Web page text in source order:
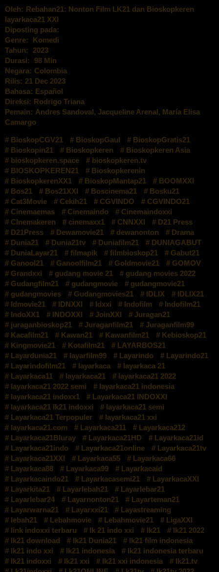
Oleh: Rebahan21: Nonton Film LK21 dan Bioskopkeren
layarkaca21 XXI
Diposting pada:
Genre:
Komedi
Tahun:
2023
Durasi:
98 Min
Negara: Colombia
Rilis: 21 Dec 2023
Bahasa: Español
Direksi: Rodrigo Triana
Pemain: Andres Sandoval, Jacqueline Arenal, María Elisa
Camargo
BioskopCGV21 BioskopGaul
BioskopGratis21
Bioskopin21
Bioskopkeren
Bioskopkeren Asia
bioskopkeren.space
bioskopkeren.tv
BIOSKOPKEREN21
Bioskopkerenin
BioskopkerenXX1
BioskopMantap21
BOOMXXI
Bos21
Bos21XXI Boscinema21
Bosku21
Cat3Movie
Cekih21 CGVINDO
CGVINDO21
Cinemaemas
Cinemaindo
Cinemaindoxxi
CInemakeren
cinemaxx1 CNNXXI
D21 Press
D21Press
Dewamovie21 dewanonton
Drama
Dunia21
Dunia21tv Duniafilm21
DUNIAGABUT
DuniaLayar21
filmapik filmbioskop21
Gabut21
Ganool21
Ganoolfilm21 Goldmovie21
GOMOV
Grandxxi
gudang movie 21
gudang movies 2022
Gudangfilm21
gudangmovie
gudangmovie21
gudangmovies
Gudangmovies21 IDLIX
IDLIX21
Idmovie21
IDNXXI Idxxi Indofilm
Indofilm21
IndoXX1
INDOXXI JoinXXI
Juragan21
juraganbioskop21
Juraganfilm21
Juraganfilm99
Kacafilm21
Kawan21 Kawanfilm21
Kebioskop21
Kingmovie21
Kotafilm21
LAYARBOS21
Layardunia21
layarfilm99 Layarindo
Layarindo21
Layarindofilm21
layarkaca
layarkaca 21
Layarkaca11
layarkaca21
layarkaca21 2022
layarkaca21 2022 semi
layarkaca21 indonesia
layarkaca21 indoxx1
Layarkaca21 INDOXXI
layarkaca21 lk21 indoxxi
layarkaca21 semi
Layarkaca21 Terpopuler
layarkaca21 xxi
layarkaca21.com
Layarkaca211
Layarkaca212
Layarkaca21Bluray
Layarkaca21HD
Layarkaca21id
Layarkaca21indo
Layarkaca21online
Layarkaca21tv
Layarkaca21XXI
Layarkaca55
Layarkaca66
Layarkaca88
Layarkaca99
Layarkacaid
Layarkacaindo21
Layarkacasemi21
LayarkacaXXI
Layarkita21
Layarlebah21
Layarlebar21
Layarlebar24
Layarnonton21
Layarteman21
Layarwarna21
Layarxxi21
Layastreaming
lebah21
Lebahmovie Lebahmovie21
LigaXXI
link indoxxi terbaru
lk 21 indo xxi lk21
lk21 2022
lk21 download
lk21 Dunia21
lk21 film indonesia
lk21 indo xxi
lk21 indonesia
lk21 indonesia terbaru
lk21 indoxxi
lk21 xxi lk21 xxi indonesia
lk21.tv